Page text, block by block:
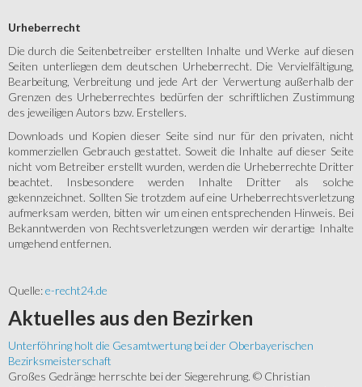
Urheberrecht
Die durch die Seitenbetreiber erstellten Inhalte und Werke auf diesen
Seiten unterliegen dem deutschen Urheberrecht. Die Vervielfältigung,
Bearbeitung, Verbreitung und jede Art der Verwertung außerhalb der
Grenzen des Urheberrechtes bedürfen der schriftlichen Zustimmung
des jeweiligen Autors bzw. Erstellers.
Downloads und Kopien dieser Seite sind nur für den privaten, nicht
kommerziellen Gebrauch gestattet. Soweit die Inhalte auf dieser Seite
nicht vom Betreiber erstellt wurden, werden die Urheberrechte Dritter
beachtet. Insbesondere werden Inhalte Dritter als solche
gekennzeichnet. Sollten Sie trotzdem auf eine Urheberrechtsverletzung
aufmerksam werden, bitten wir um einen entsprechenden Hinweis. Bei
Bekanntwerden von Rechtsverletzungen werden wir derartige Inhalte
umgehend entfernen.
Quelle:e-recht24.de
Aktuelles aus den Bezirken
Unterföhring holt die Gesamtwertung bei der Oberbayerischen
Bezirksmeisterschaft
Großes Gedränge herrschte bei der Siegerehrung. © Christian